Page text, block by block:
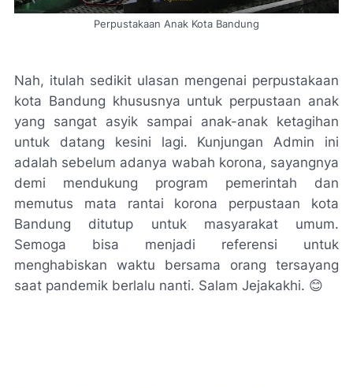
Perpustakaan Anak Kota Bandung
Nah, itulah sedikit ulasan mengenai perpustakaan
kota Bandung khususnya untuk perpustaan anak
yang sangat asyik sampai anak-anak ketagihan
untuk datang kesini lagi. Kunjungan Admin ini
adalah sebelum adanya wabah korona, sayangnya
demi mendukung program pemerintah dan
memutus mata rantai korona perpustaan kota
Bandung ditutup untuk masyarakat umum.
Semoga bisa menjadi referensi untuk
menghabiskan waktu bersama orang tersayang
saat pandemik berlalu nanti. Salam Jejakakhi. 😊